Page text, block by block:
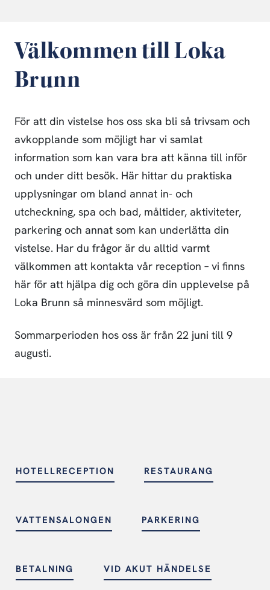
Välkommen till Loka
Brunn
För att din vistelse hos oss ska bli så trivsam och
avkopplande som möjligt har vi samlat
information som kan vara bra att känna till inför
och under ditt besök. Här hittar du praktiska
upplysningar om bland annat in- och
utcheckning, spa och bad, måltider, aktiviteter,
parkering och annat som kan underlätta din
vistelse. Har du frågor är du alltid varmt
välkommen att kontakta vår reception – vi finns
här för att hjälpa dig och göra din upplevelse på
Loka Brunn så minnesvärd som möjligt.
Sommarperioden hos oss är från 22 juni till 9
augusti.
HOTELLRECEPTION RESTAURANG
VATTENSALONGEN PARKERING
BETALNING VID AKUT HÄNDELSE